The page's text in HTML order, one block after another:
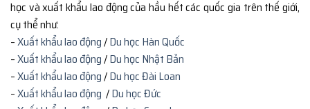
học và xuất khẩu lao động của hầu hết các quốc gia trên thế giới,
cụ thể như:
–Xuất khẩu lao động/Du học Hàn Quốc
–Xuất khẩu lao động/Du học Nhật Bản
–Xuất khẩu lao động/Du học Đài Loan
–Xuất khẩu lao động /Du học Đức